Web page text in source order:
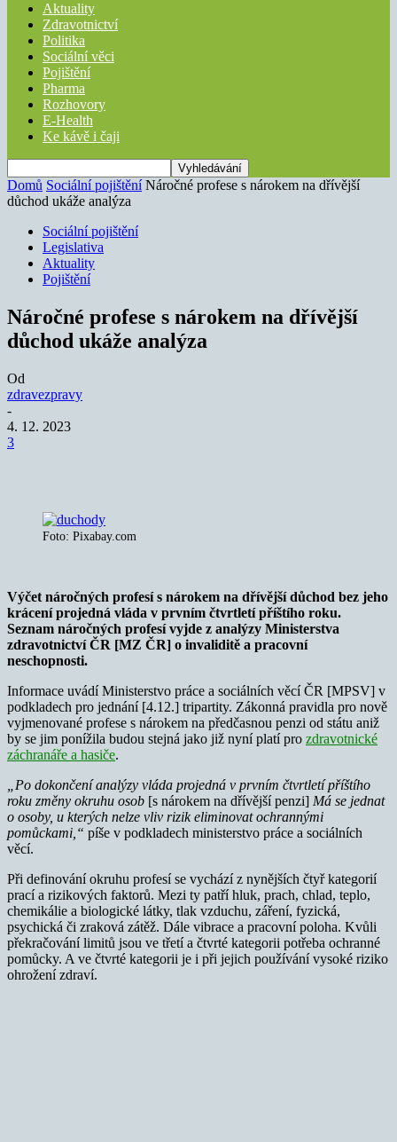
Aktuality
Zdravotnictví
Politika
Sociální věci
Pojištění
Pharma
Rozhovory
E-Health
Ke kávě i čaji
Domů Sociální pojištění Náročné profese s nárokem na dřívější
důchod ukáže analýza
Sociální pojištění
Legislativa
Aktuality
Pojištění
Náročné profese s nárokem na dřívější
důchod ukáže analýza
Od
zdravezpravy
-
4. 12. 2023
3
Foto: Pixabay.com
Výčet náročných profesí s nárokem na dřívější důchod bez jeho
krácení projedná vláda v prvním čtvrtletí příštího roku.
Seznam náročných profesí vyjde z analýzy Ministerstva
zdravotnictví ČR [MZ ČR] o invaliditě a pracovní
neschopnosti.
Informace uvádí Ministerstvo práce a sociálních věcí ČR [MPSV] v
podkladech pro jednání [4.12.] tripartity. Zákonná pravidla pro nově
vyjmenované profese s nárokem na předčasnou penzi od státu aniž
by se jim ponížila budou stejná jako již nyní platí pro zdravotnické
záchranáře a hasiče.
„Po dokončení analýzy vláda projedná v prvním čtvrtletí příštího
roku změny okruhu osob [s nárokem na dřívější penzi] Má se jednat
o osoby, u kterých nelze vliv rizik eliminovat ochrannými
pomůckami,“ píše v podkladech ministerstvo práce a sociálních
věcí.
Při definování okruhu profesí se vychází z nynějších čtyř kategorií
prací a rizikových faktorů. Mezi ty patří hluk, prach, chlad, teplo,
chemikálie a biologické látky, tlak vzduchu, záření, fyzická,
psychická či zraková zátěž. Dále vibrace a pracovní poloha. Kvůli
překračování limitů jsou ve třetí a čtvrté kategorii potřeba ochranné
pomůcky. A ve čtvrté kategorii je i při jejich používání vysoké riziko
ohrožení zdraví.